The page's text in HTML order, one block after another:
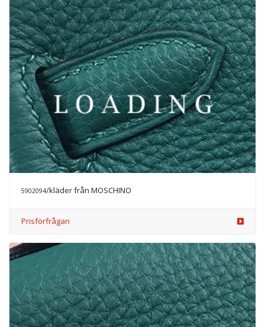
5902094/kläder från MOSCHINO
Prisförfrågan